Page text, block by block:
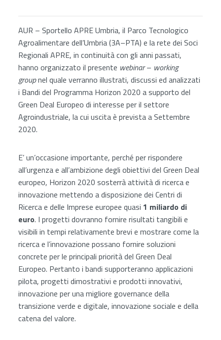
AUR – Sportello APRE Umbria, il Parco Tecnologico
Agroalimentare dell’Umbria (3A–PTA) e la rete dei Soci
Regionali APRE, in continuità con gli anni passati,
hanno organizzato il presente webinar– working
groupnel quale verranno illustrati, discussi ed analizzati
i Bandi del Programma Horizon 2020 a supporto del
Green Deal Europeo di interesse per il settore
Agroindustriale, la cui uscita è prevista a Settembre
2020.
E’ un’occasione importante, perché per rispondere
all’urgenza e all’ambizione degli obiettivi del Green Deal
europeo, Horizon 2020 sosterrà attività di ricerca e
innovazione mettendo a disposizione dei Centri di
Ricerca e delle Imprese europee quasi 1 miliardo di
euro. I progetti dovranno fornire risultati tangibili e
visibili in tempi relativamente brevi e mostrare come la
ricerca e l’innovazione possano fornire soluzioni
concrete per le principali priorità del Green Deal
Europeo. Pertanto i bandi supporteranno applicazioni
pilota, progetti dimostrativi e prodotti innovativi,
innovazione per una migliore governance della
transizione verde e digitale, innovazione sociale e della
catena del valore.